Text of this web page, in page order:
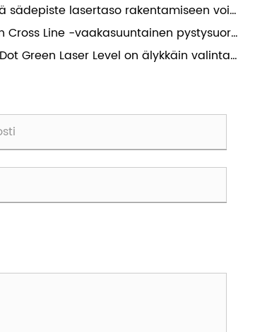
sädepiste lasertaso rakentamiseen voi
ja tehokkuutta nykyaikaisilla
Cross Line -vaakasuuntainen pystysuora
tarkkuutta nykyaikaisissa
tee-se-itse-projekteissa
Green Laser Level on älykkäin valinta